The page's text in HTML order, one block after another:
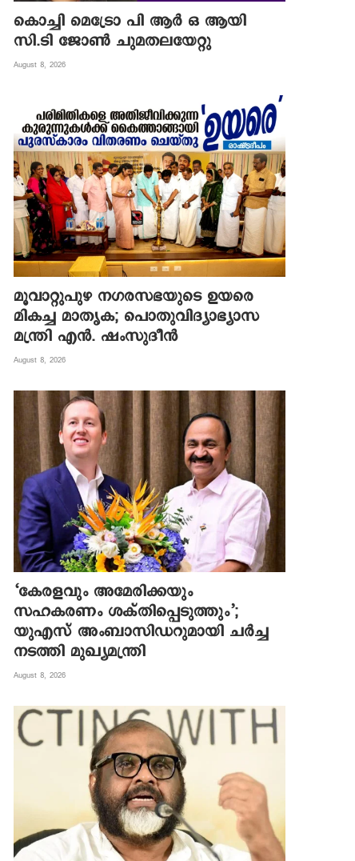
കൊച്ചി മെട്രോ പി ആര്‍ ഒ ആയി
സി.ടി ജോണ്‍ ചുമതലയേറ്റു
August 8, 2026
മൂവാറ്റുപുഴ നഗരസഭയുടെ ഉയരെ
മികച്ച മാതൃക; പൊതുവിദ്യാഭ്യാസ
മന്ത്രി എന്‍. ഷംസുദീന്‍
August 8, 2026
‘കേരളവും അമേരിക്കയും
സഹകരണം ശക്തിപ്പെടുത്തും’;
യുഎസ് അംബാസിഡറുമായി ചർച്ച
നടത്തി മുഖ്യമന്ത്രി
August 8, 2026